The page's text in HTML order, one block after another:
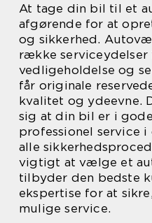
At tage din bil til et
afgørende for at
og sikkerhed.
række serviceydelser
vedligeholdelse og
får originale
kvalitet og ydeevne.
sig at din bil er i
professionel service i
alle
vigtigt at vælge et
tilbyder den bedste
ekspertise for at
mulige service.